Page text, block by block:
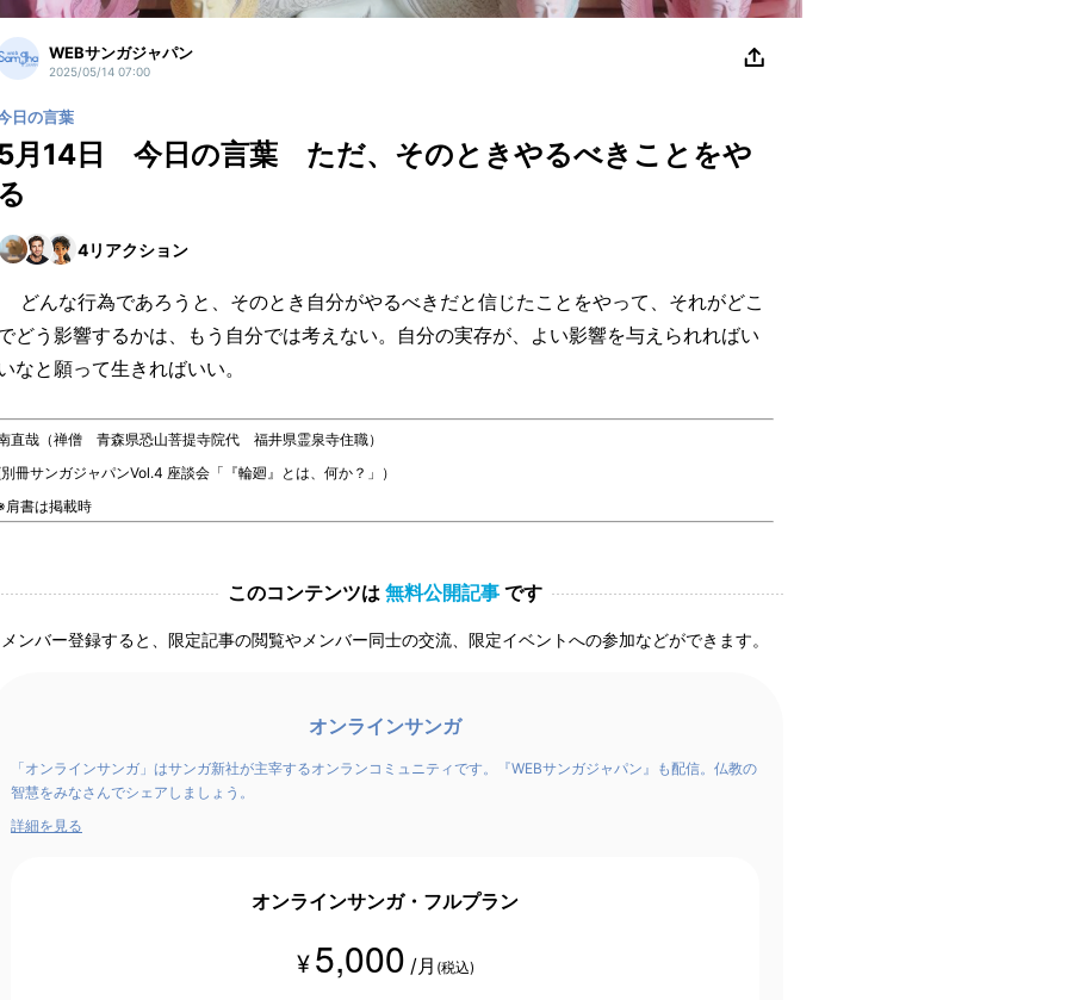
WEBサンガジャパン
2025/05/14 07:00
日の言葉
月14日 今日の言葉 ただ、そのときやるべきことをや
る
4リアクション
どんな行為であろうと、そのとき自分がやるべきだと信じたことをやって、それがどこ
どう影響するかは、もう自分では考えない。自分の実存が、よい影響を与えられればい
なと願って生きればいい。
直哉（禅僧 青森県恐山菩提寺院代 福井県霊泉寺住職）
冊サンガジャパンVol.4 座談会「『輪廻』とは、何か？」）
肩書は掲載時
このコンテンツは 無料公開記事 です
メンバー登録すると、限定記事の閲覧やメンバー同士の交流、限定イベントへの参加などができます。
オンラインサンガ
「オンラインサンガ」はサンガ新社が主宰するオンランコミュニティです。『WEBサンガジャパン』も配信。仏教の
智慧をみなさんでシェアしましょう。
詳細を見る
オンラインサンガ・フルプラン
¥ 5,000 /月 (税込)